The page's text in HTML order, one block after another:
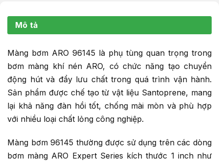
Mô tả
Màng bơm ARO 96145 là phụ tùng quan trọng trong
bơm màng khí nén ARO, có chức năng tạo chuyển
động hút và đẩy lưu chất trong quá trình vận hành.
Sản phẩm được chế tạo từ vật liệu Santoprene, mang
lại khả năng đàn hồi tốt, chống mài mòn và phù hợp
với nhiều loại chất lỏng công nghiệp.
Màng bơm 96145 thường được sử dụng trên các dòng
bơm màng ARO Expert Series kích thước 1 inch như